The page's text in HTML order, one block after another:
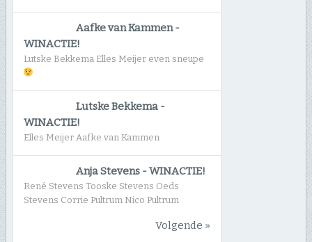
Aafke van Kammen-
WINACTIE!
Lutske Bekkema Elles Meijer even sneupe
Lutske Bekkema -
WINACTIE!
Elles Meijer Aafke van Kammen
Anja Stevens -WINACTIE!
René Stevens Tooske Stevens Oeds
Stevens Corrie Pultrum Nico Pultrum
Volgende »